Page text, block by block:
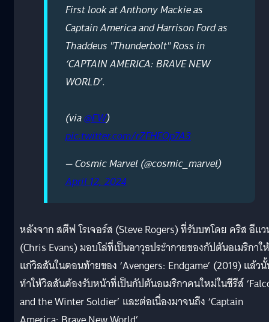
First look at Anthony Mackie as
Captain America and Harrison Ford as
Thaddeus "Thunderbolt" Ross in
‘CAPTAIN AMERICA: BRAVE NEW
WORLD’.
(via@EW)
pic.twitter.com/rZFHEOp7A3
— Cosmic Marvel (@cosmic_marvel)
April 12, 2024
หลังจาก สตีฟ โรเจอร์ส (Steve Rogers) ที่รับบทโดย คริส อีแ
(Chris Evans) มอบโล่ที่เป็นอาวุธประำกายของกัปตันอเมริกาให้
แก่วิลสันในตอนท้ายของ ‘Avengers: Endgame’ (2019) แล้ว
ทำให้วิลสันต้องรับหน้าที่เป็นกัปตันอเมริกาคนใหม่ในซีรีส์
and the Winter Soldier’ และต่อเนื่องมาจนถึง ‘Captain